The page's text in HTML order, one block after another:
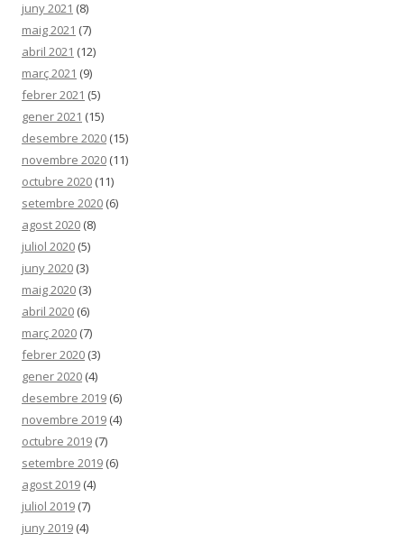
juny 2021 (8)
maig 2021 (7)
abril 2021 (12)
març 2021 (9)
febrer 2021 (5)
gener 2021 (15)
desembre 2020 (15)
novembre 2020 (11)
octubre 2020 (11)
setembre 2020 (6)
agost 2020 (8)
juliol 2020 (5)
juny 2020 (3)
maig 2020 (3)
abril 2020 (6)
març 2020 (7)
febrer 2020 (3)
gener 2020 (4)
desembre 2019 (6)
novembre 2019 (4)
octubre 2019 (7)
setembre 2019 (6)
agost 2019 (4)
juliol 2019 (7)
juny 2019 (4)